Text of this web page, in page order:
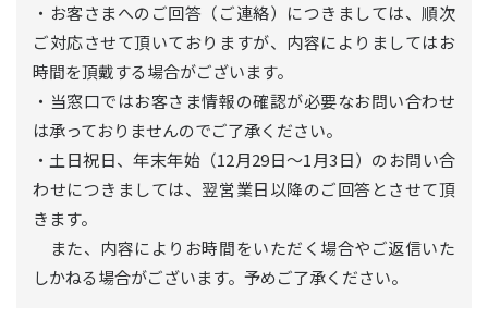
・お客さまへのご回答（ご連絡）につきましては、順次
ご対応させて頂いておりますが、内容によりましてはお
時間を頂戴する場合がございます。
・当窓口ではお客さま情報の確認が必要なお問い合わせ
は承っておりませんのでご了承ください。
・土日祝日、年末年始（12月29日～1月3日）のお問い合
わせにつきましては、翌営業日以降のご回答とさせて頂
きます。
また、内容によりお時間をいただく場合やご返信いた
しかねる場合がございます。予めご了承ください。